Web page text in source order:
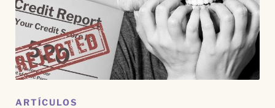
ARTÍCULOS